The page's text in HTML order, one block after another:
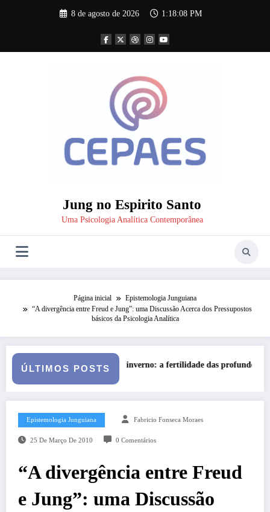
8 de agosto de 2026 1:18:09 PM
Jung no Espirito Santo
Uma Psicologia Analítica Contemporânea
Página inicial
Epistemologia Junguiana
“A divergência entre Freud e Jung”: uma Discussão Acerca dos Pressupostos
básicos da Psicologia Analítica
ÚLTIMOS POSTS
das profundezas Entre o Falso e o Não Vivido:
Epistemologia Junguiana Fabricio Fonseca Moraes
25 De Março De 2010 0 Comentários
“A divergência entre Freud
e Jung”: uma Discussão